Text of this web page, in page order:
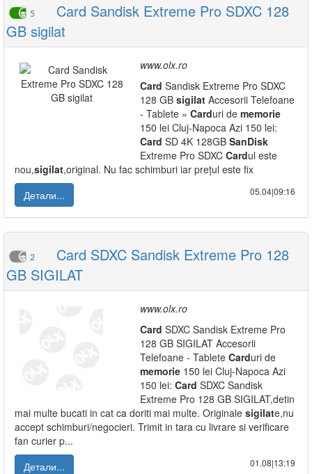
5
Card Sandisk Extreme Pro SDXC 128
GB sigilat
www.olx.ro
Card Sandisk Extreme Pro SDXC
128 GB sigilat Accesorii Telefoane
- Tablete » Carduri de memorie
150 lei Cluj-Napoca Azi 150 lei:
Card SD 4K 128GB SanDisk
Extreme Pro SDXC Cardul este
nou,sigilat,original. Nu fac schimburi iar prețul este fix
Детали...
05.04|09:16
2
Card SDXC Sandisk Extreme Pro 128
GB SIGILAT
www.olx.ro
Card SDXC Sandisk Extreme Pro
128 GB SIGILAT Accesorii
Telefoane - Tablete Carduri de
memorie 150 lei Cluj-Napoca Azi
150 lei: Card SDXC Sandisk
Extreme Pro 128 GB SIGILAT,detin
mai multe bucati in cat ca doriti mai multe. Originale sigilate,nu
accept schimburi/negocieri. Trimit in tara cu livrare si verificare
fan curier p...
Детали...
01.08|13:19